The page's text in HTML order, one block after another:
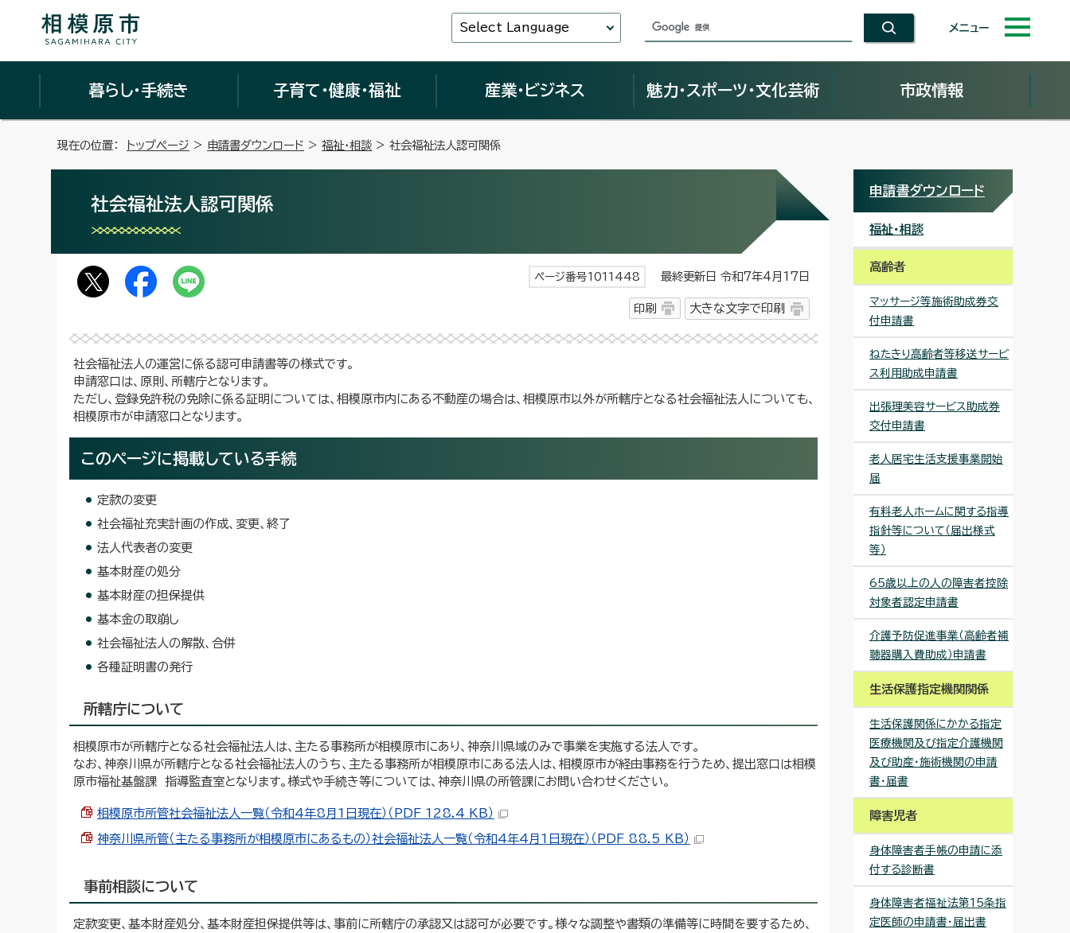
Select Language メニュー
暮らし・手続き 子育て・健康・福祉 産業・ビジネス 魅力・スポーツ・文化芸術 市政情報
現在の位置： トップページ > 申請書ダウンロード > 福祉・相談 > 社会福祉法人認可関係
社会福祉法人認可関係
ページ番号1011448 最終更新日 令和7年4月17日
印刷 大きな文字で印刷
社会福祉法人の運営に係る認可申請書等の様式です。
申請窓口は、原則、所轄庁となります。
ただし、登録免許税の免除に係る証明については、相模原市内にある不動産の場合は、相模原市以外が所轄庁となる社会福祉法人についても、
相模原市が申請窓口となります。
このページに掲載している手続
定款の変更
社会福祉充実計画の作成、変更、終了
法人代表者の変更
基本財産の処分
基本財産の担保提供
基本金の取崩し
社会福祉法人の解散、合併
各種証明書の発行
所轄庁について
相模原市が所轄庁となる社会福祉法人は、主たる事務所が相模原市にあり、神奈川県域のみで事業を実施する法人です。
なお、神奈川県が所轄庁となる社会福祉法人のうち、主たる事務所が相模原市にある法人は、相模原市が経由事務を行うため、提出窓口は相模
原市福祉基盤課 指導監査室となります。様式や手続き等については、神奈川県の所管課にお問い合わせください。
相模原市所管社会福祉法人一覧（令和4年8月1日現在）（PDF 128.4 KB）
神奈川県所管（主たる事務所が相模原市にあるもの）社会福祉法人一覧（令和4年4月1日現在）（PDF 88.5 KB）
事前相談について
定款変更、基本財産処分、基本財産担保提供等は、事前に所轄庁の承認又は認可が必要です。様々な調整や書類の準備等に時間を要するため、
申請書ダウンロード
福祉・相談
高齢者
マッサージ等施術助成券交
付申請書
ねたきり高齢者等移送サービ
ス利用助成申請書
出張理美容サービス助成券
交付申請書
老人居宅生活支援事業開始
届
有料老人ホームに関する指導
指針等について（届出様式
等）
65歳以上の人の障害者控除
対象者認定申請書
介護予防促進事業（高齢者補
聴器購入費助成）申請書
生活保護指定機関関係
生活保護関係にかかる指定
医療機関及び指定介護機関
及び助産・施術機関の申請
書・届書
障害児者
身体障害者手帳の申請に添
付する診断書
身体障害者福祉法第15条指
定医師の申請書・届出書